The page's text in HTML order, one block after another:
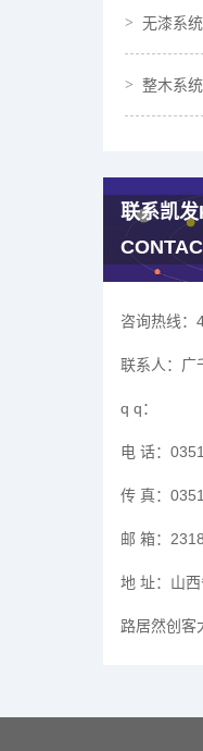
无漆系统
整木系统
联系凯发
咨询热线：
联系人： 广
q q：
电 话：
传 真：
邮 箱：
地 址： 山
路居然创客